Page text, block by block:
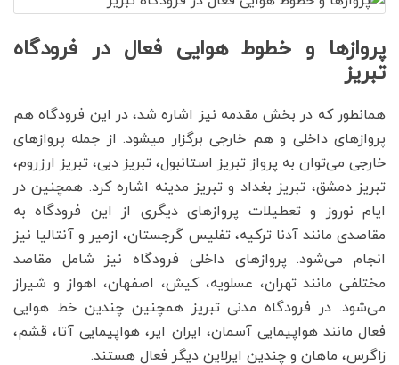
پروازها و خطوط هوایی فعال در فرودگاه
تبریز
همانطور که در بخش مقدمه نیز اشاره شد، در این فرودگاه هم
پروازهای داخلی و هم خارجی برگزار می‎شود. از جمله پروازهای
خارجی می‌توان به پرواز تبریز استانبول، تبریز دبی، تبریز ارزروم،
تبریز دمشق، تبریز بغداد و تبریز مدینه اشاره کرد. همچنین در
ایام نوروز و تعطیلات پروازهای دیگری از این فرودگاه به
مقاصدی مانند آدنا ترکیه، تفلیس گرجستان، ازمیر و آنتالیا نیز
انجام می‌شود. پروازهای داخلی فرودگاه نیز شامل مقاصد
مختلفی مانند تهران، عسلویه، کیش، اصفهان، اهواز و شیراز
می‌شود. در فرودگاه مدنی تبریز همچنین چندین خط هوایی
فعال مانند هواپیمایی آسمان، ایران ایر، هواپیمایی آتا، قشم،
زاگرس، ماهان و چندین ایرلاین دیگر فعال هستند.